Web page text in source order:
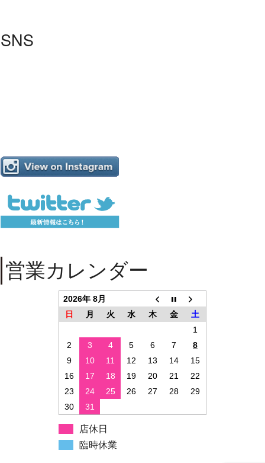
SNS
営業カレンダー
2026年 8月
日
月 火 水 木 金
土
1
2
3 4 5 6 7
8
9
10 11 12 13 14
15
16
17 18 19 20 21
22
23
24 25 26 27 28
29
30
31
店休日
臨時休業